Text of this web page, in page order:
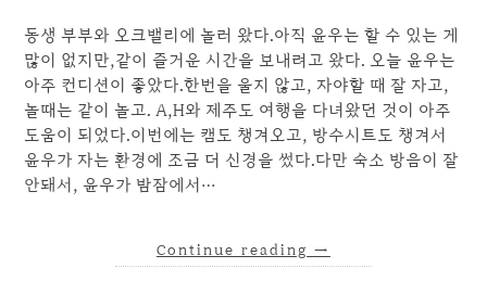
동생 부부와 오크밸리에 놀러 왔다.아직 윤우는 할 수 있는 게
많이 없지만,같이 즐거운 시간을 보내려고 왔다. 오늘 윤우는
아주 컨디션이 좋았다.한번을 울지 않고, 자야할 때 잘 자고,
놀때는 같이 놀고. A,H와 제주도 여행을 다녀왔던 것이 아주
도움이 되었다.이번에는 캠도 챙겨오고, 방수시트도 챙겨서
윤우가 자는 환경에 조금 더 신경을 썼다.다만 숙소 방음이 잘
안돼서, 윤우가 밤잠에서…
Continue reading →